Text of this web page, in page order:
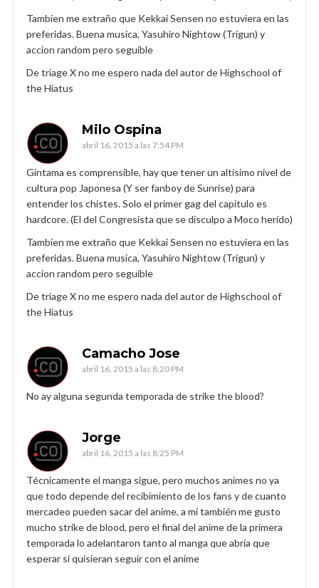
Tambien me extraño que Kekkai Sensen no estuviera en las
preferidas. Buena musica, Yasuhiro Nightow (Trigun) y
accion random pero seguible
De triage X no me espero nada del autor de Highschool of
the Hiatus
Milo Ospina
abril 16, 2015 a las 7:54 PM
Gintama es comprensible, hay que tener un altisimo nivel de
cultura pop Japonesa (Y ser fanboy de Sunrise) para
entender los chistes. Solo el primer gag del capitulo es
hardcore. (El del Congresista que se disculpo a Moco herido)
Tambien me extraño que Kekkai Sensen no estuviera en las
preferidas. Buena musica, Yasuhiro Nightow (Trigun) y
accion random pero seguible
De triage X no me espero nada del autor de Highschool of
the Hiatus
Camacho Jose
abril 16, 2015 a las 8:20 PM
No ay alguna segunda temporada de strike the blood?
Jorge
abril 16, 2015 a las 8:25 PM
Técnicamente el manga sigue, pero muchos animes no ya
que todo depende del recibimiento de los fans y de cuanto
mercadeo pueden sacar del anime, a mi también me gusto
mucho strike de blood, pero el final del anime de la primera
temporada lo adelantaron tanto al manga que abría que
esperar si quisieran seguir con el anime